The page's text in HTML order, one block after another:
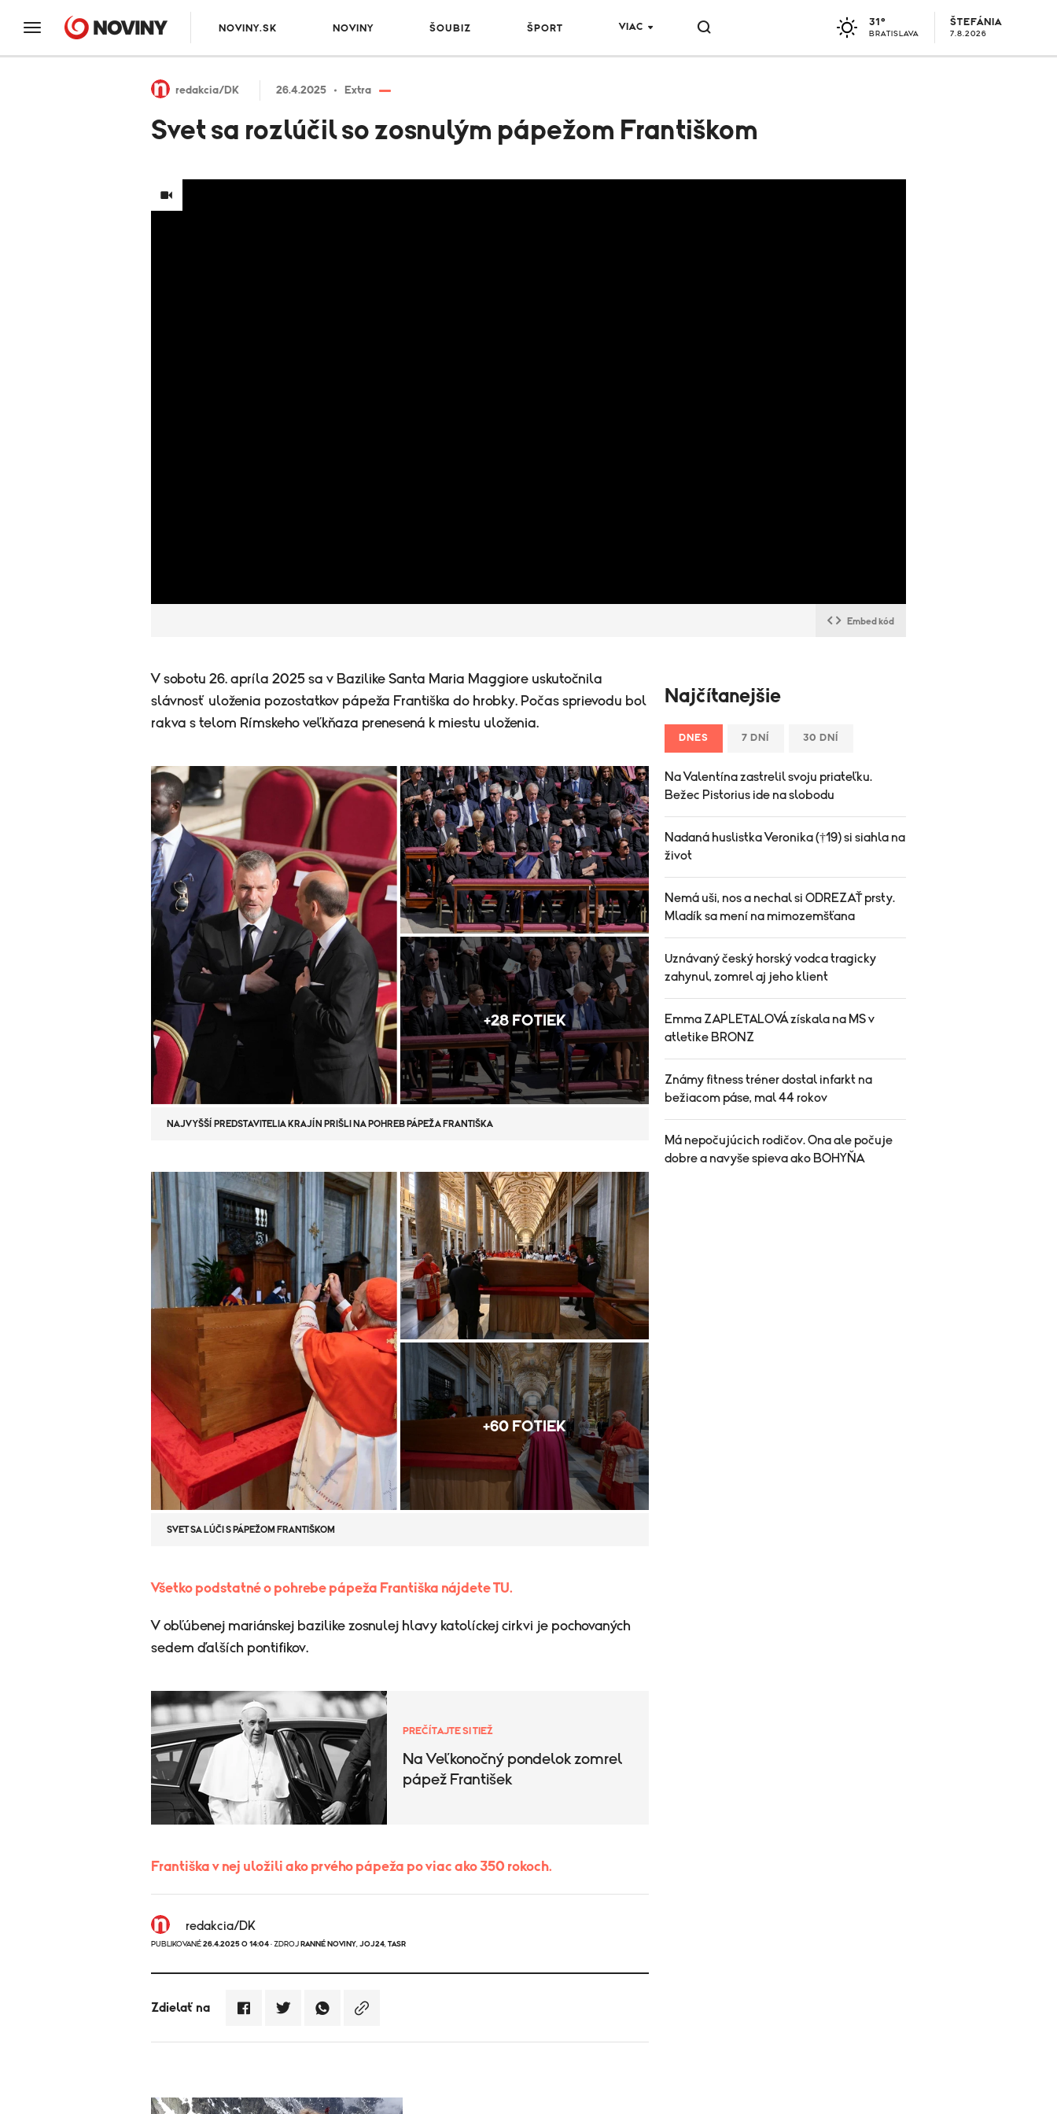
NOVINY.SK NOVINY ŠOUBIZ ŠPORT VIAC 31°
BRATISLAVA
ŠTEFÁNIA
7.8.2026
redakcia/DK 26.4.2025 Extra
Svet sa rozlúčil so zosnulým pápežom Františkom
Embed kód
V sobotu 26. apríla 2025 sa v Bazilike Santa Maria Maggiore uskutočnila
slávnosť uloženia pozostatkov pápeža Františka do hrobky. Počas sprievodu bol
rakva s telom Rímskeho veľkňaza prenesená k miestu uloženia.
+28 FOTIEK
NAJVYŠŠÍ PREDSTAVITELIA KRAJÍN PRIŠLI NA POHREB PÁPEŽA FRANTIŠKA
+60 FOTIEK
SVET SA LÚČI S PÁPEŽOM FRANTIŠKOM
​Všetko podstatné o pohrebe pápeža Františka nájdete TU.
V obľúbenej mariánskej bazilike zosnulej hlavy katolíckej cirkvi je pochovaných
sedem ďalších pontifikov.
PREČÍTAJTE SI TIEŽ
Na Veľkonočný pondelok zomrel
pápež František
Františka v nej uložili ako prvého pápeža po viac ako 350 rokoch.
redakcia/DK
PUBLIKOVANÉ 26.4.2025 O 14:04 · ZDROJ RANNÉ NOVINY, JOJ24, TASR
Zdielať na
Najčítanejšie
DNES 7 DNÍ 30 DNÍ
Na Valentína zastrelil svoju priateľku.
Bežec Pistorius ide na slobodu
Nadaná huslistka Veronika (†19) si siahla na
život
Nemá uši, nos a nechal si ODREZAŤ prsty.
Mladík sa mení na mimozemšťana
Uznávaný český horský vodca tragicky
zahynul, zomrel aj jeho klient
Emma ZAPLETALOVÁ získala na MS v
atletike BRONZ
Známy fitness tréner dostal infarkt na
bežiacom páse, mal 44 rokov
Má nepočujúcich rodičov. Ona ale počuje
dobre a navyše spieva ako BOHYŇA